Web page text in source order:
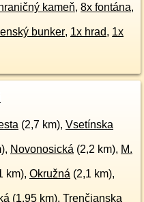
kameň, 8x fontána,
bunker, 1x hrad, 1x
(2,7 km), Vsetínska
Novonosická (2,2 km), M.
km), Okružná (2,1 km),
(1,95 km), Trenčianska